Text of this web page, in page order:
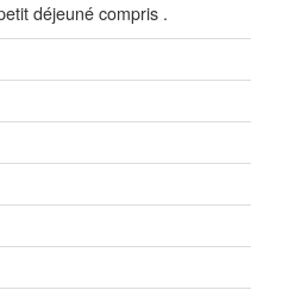
déjeuné compris .